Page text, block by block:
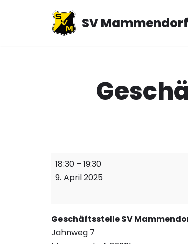
SV
18:30 – 19:30
9. April 2025
Geschäftsstelle SV
Jahnweg 7